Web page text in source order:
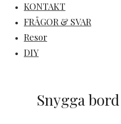
KONTAKT
FRÅGOR & SVAR
Resor
DIY
Snygga